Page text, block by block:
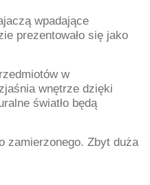
wpadające
prezentowało się jako
w
wnętrze dzięki
światło będą
zamierzonego. Zbyt duża